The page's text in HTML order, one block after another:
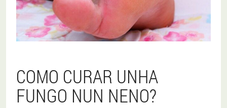
COMO CURAR UNHA
FUNGO NUN NENO?